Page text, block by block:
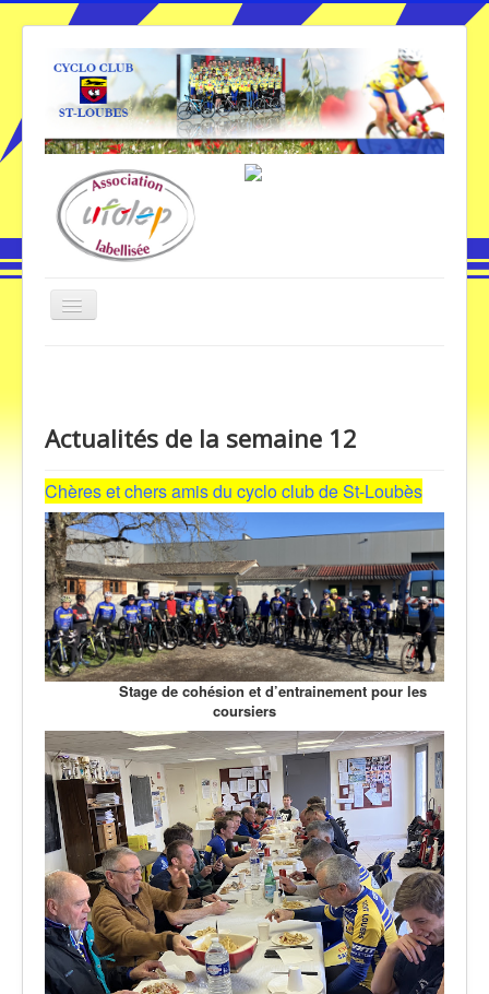
Basculer
la
Vidéos
Contact
Traversée des Pyrénées 2021
Actualités de la semaine 12
Chères et chers amis du cyclo club de St-Loubès
Stage de cohésion et d’entrainement pour les
coursiers